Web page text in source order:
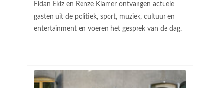
Fidan Ekiz en Renze Klamer ontvangen actuele
gasten uit de politiek, sport, muziek, cultuur en
entertainment en voeren het gesprek van de dag.